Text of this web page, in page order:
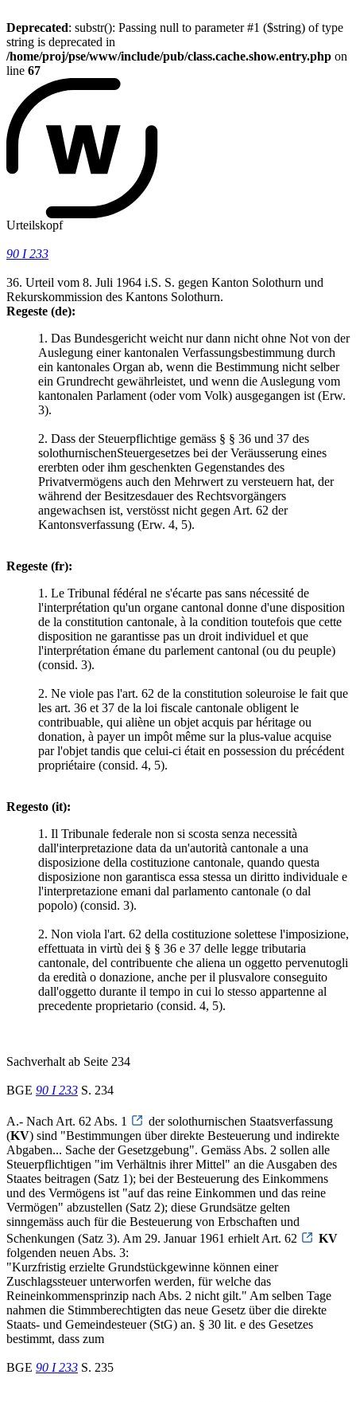
Deprecated: substr(): Passing null to parameter #1 ($string) of type
string is deprecated in
/home/proj/pse/www/include/pub/class.cache.show.entry.php on
line 67
Urteilskopf
90 I 233
36. Urteil vom 8. Juli 1964 i.S. S. gegen Kanton Solothurn und
Rekurskommission des Kantons Solothurn.
Regeste (de):
1. Das Bundesgericht weicht nur dann nicht ohne Not von der
Auslegung einer kantonalen Verfassungsbestimmung durch
ein kantonales Organ ab, wenn die Bestimmung nicht selber
ein Grundrecht gewährleistet, und wenn die Auslegung vom
kantonalen Parlament (oder vom Volk) ausgegangen ist (Erw.
3).
2. Dass der Steuerpflichtige gemäss § § 36 und 37 des
solothurnischenSteuergesetzes bei der Veräusserung eines
ererbten oder ihm geschenkten Gegenstandes des
Privatvermögens auch den Mehrwert zu versteuern hat, der
während der Besitzesdauer des Rechtsvorgängers
angewachsen ist, verstösst nicht gegen Art. 62 der
Kantonsverfassung (Erw. 4, 5).
Regeste (fr):
1. Le Tribunal fédéral ne s'écarte pas sans nécessité de
l'interprétation qu'un organe cantonal donne d'une disposition
de la constitution cantonale, à la condition toutefois que cette
disposition ne garantisse pas un droit individuel et que
l'interprétation émane du parlement cantonal (ou du peuple)
(consid. 3).
2. Ne viole pas l'art. 62 de la constitution soleuroise le fait que
les art. 36 et 37 de la loi fiscale cantonale obligent le
contribuable, qui aliène un objet acquis par héritage ou
donation, à payer un impôt même sur la plus-value acquise
par l'objet tandis que celui-ci était en possession du précédent
propriétaire (consid. 4, 5).
Regesto (it):
1. Il Tribunale federale non si scosta senza necessità
dall'interpretazione data da un'autorità cantonale a una
disposizione della costituzione cantonale, quando questa
disposizione non garantisca essa stessa un diritto individuale e
l'interpretazione emani dal parlamento cantonale (o dal
popolo) (consid. 3).
2. Non viola l'art. 62 della costituzione solettese l'imposizione,
effettuata in virtù dei § § 36 e 37 delle legge tributaria
cantonale, del contribuente che aliena un oggetto pervenutogli
da eredità o donazione, anche per il plusvalore conseguito
dall'oggetto durante il tempo in cui lo stesso appartenne al
precedente proprietario (consid. 4, 5).
Sachverhalt ab Seite 234
BGE 90 I 233 S. 234
A.- Nach Art. 62 Abs. 1
der solothurnischen Staatsverfassung
(KV) sind "Bestimmungen über direkte Besteuerung und indirekte
Abgaben... Sache der Gesetzgebung". Gemäss Abs. 2 sollen alle
Steuerpflichtigen "im Verhältnis ihrer Mittel" an die Ausgaben des
Staates beitragen (Satz 1); bei der Besteuerung des Einkommens
und des Vermögens ist "auf das reine Einkommen und das reine
Vermögen" abzustellen (Satz 2); diese Grundsätze gelten
sinngemäss auch für die Besteuerung von Erbschaften und
Schenkungen (Satz 3). Am 29. Januar 1961 erhielt Art. 62
KV
folgenden neuen Abs. 3:
"Kurzfristig erzielte Grundstückgewinne können einer
Zuschlagssteuer unterworfen werden, für welche das
Reineinkommensprinzip nach Abs. 2 nicht gilt." Am selben Tage
nahmen die Stimmberechtigten das neue Gesetz über die direkte
Staats- und Gemeindesteuer (StG) an. § 30 lit. e des Gesetzes
bestimmt, dass zum
BGE 90 I 233 S. 235